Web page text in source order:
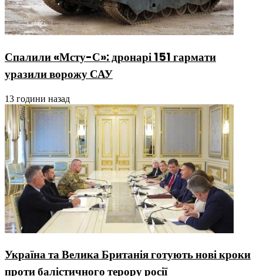
Спалили «Мсту-С»: дронарі 151 гармати
уразили ворожу САУ
13 години назад
Україна та Велика Британія готують нові кроки
проти балістичного терору росії